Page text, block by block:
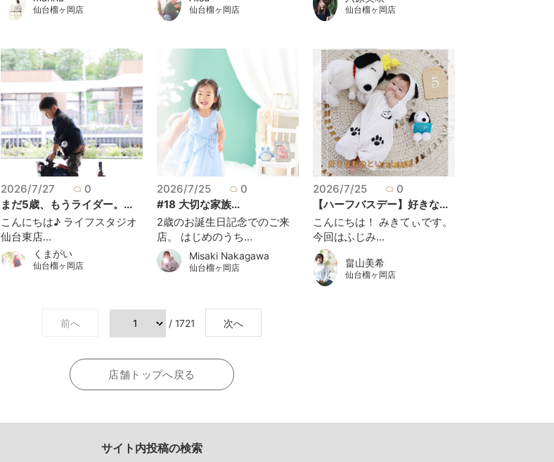
仙台榴ヶ岡店 仙台榴ヶ岡店 仙台榴ヶ岡店
2026/7/27
0
まだ5歳、もうライダー。...
こんにちは♪ ライフスタジオ
仙台東店...
くまがいㅤ
仙台榴ヶ岡店
2026/7/25
0
#18 大切な家族...
2歳のお誕生日記念でのご来
店。 はじめのうち...
Misaki Nakagawa
仙台榴ヶ岡店
2026/7/25
0
【ハーフバスデー】好きな...
こんにちは！ みきてぃです。
今回はふじみ...
畠山美希
仙台榴ヶ岡店
前へ / 1721 次へ
店舗トップへ戻る
サイト内投稿の検索